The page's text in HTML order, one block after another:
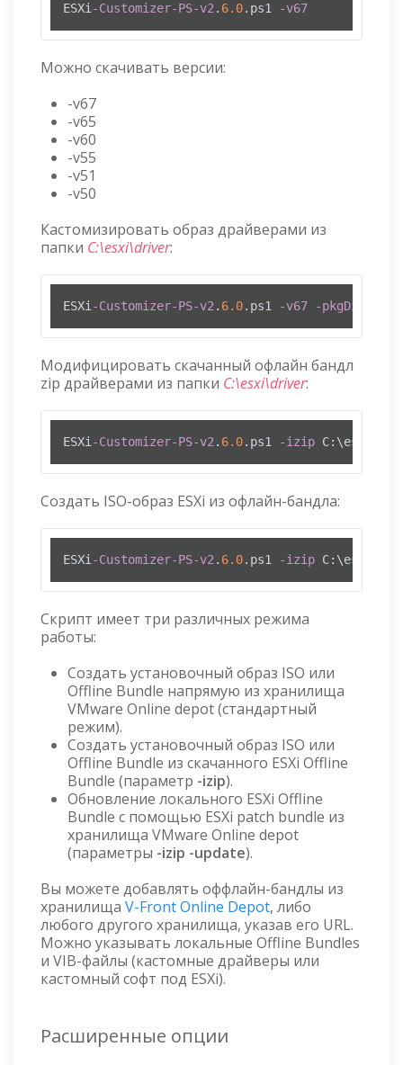
ESXi-Customizer-PS-v2. 6.0.ps1 -v67
Можно скачивать версии:
-v67
-v65
-v60
-v55
-v51
-v50
Кастомизировать образ драйверами из
папки C:\esxi\driver:
ESXi-Customizer-PS-v2. 6.0.ps1 -v67 -pkgDir
Модифицировать скачанный офлайн бандл
zip драйверами из папки C:\esxi\driver:
ESXi-Customizer-PS-v2. 6.0.ps1 -izip
Создать ISO-образ ESXi из офлайн-бандла:
ESXi-Customizer-PS-v2. 6.0.ps1 -izip
Скрипт имеет три различных режима
работы:
Создать установочный образ ISO или
Offline Bundle напрямую из хранилища
VMware Online depot (стандартный
режим).
Создать установочный образ ISO или
Offline Bundle из скачанного ESXi Offline
Bundle (параметр -izip).
Обновление локального ESXi Offline
Bundle с помощью ESXi patch bundle из
хранилища VMware Online depot
(параметры -izip -update).
Вы можете добавлять оффлайн-бандлы из
хранилища V-Front Online Depot, либо
любого другого хранилища, указав его URL.
Можно указывать локальные Offline Bundles
и VIB-файлы (кастомные драйверы или
кастомный софт под ESXi).
Расширенные опции